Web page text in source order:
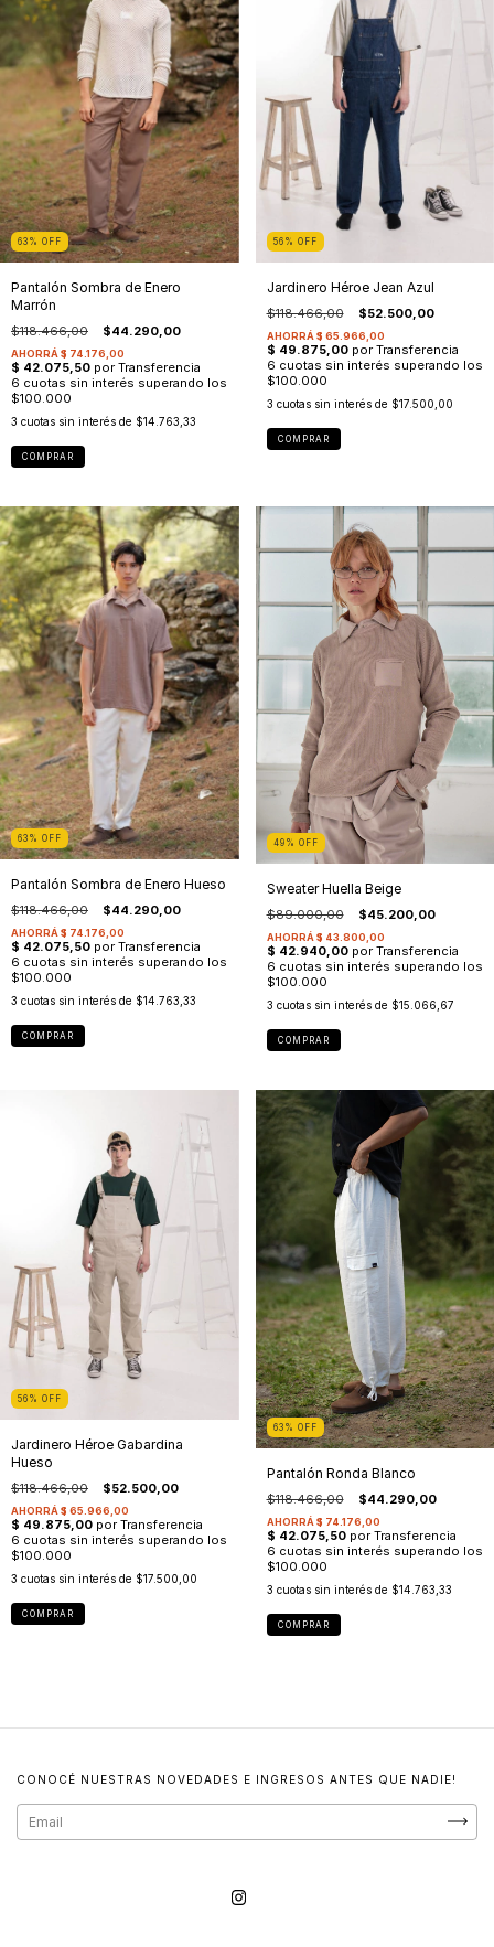
63 % OFF
Pantalón Sombra de Enero
Marrón
$118.466,00 $44.290,00
3 cuotas sin interés de $14.763,33
COMPRAR
56 % OFF
Jardinero Héroe Jean Azul
$118.466,00 $52.500,00
3 cuotas sin interés de $17.500,00
COMPRAR
63 % OFF
Pantalón Sombra de Enero Hueso
$118.466,00 $44.290,00
3 cuotas sin interés de $14.763,33
COMPRAR
49 % OFF
Sweater Huella Beige
$89.000,00 $45.200,00
3 cuotas sin interés de $15.066,67
COMPRAR
56 % OFF
Jardinero Héroe Gabardina
Hueso
$118.466,00 $52.500,00
3 cuotas sin interés de $17.500,00
COMPRAR
63 % OFF
Pantalón Ronda Blanco
$118.466,00 $44.290,00
3 cuotas sin interés de $14.763,33
COMPRAR
CONOCÉ NUESTRAS NOVEDADES E INGRESOS ANTES QUE NADIE!